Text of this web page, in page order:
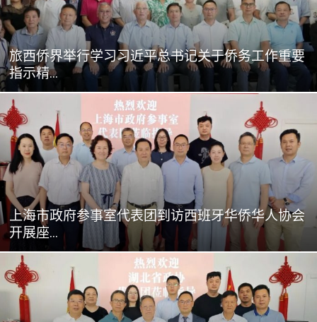
旅西侨界举行学习习近平总书记关于侨务工作重要
指示精...
上海市政府参事室代表团到访西班牙华侨华人协会
开展座...